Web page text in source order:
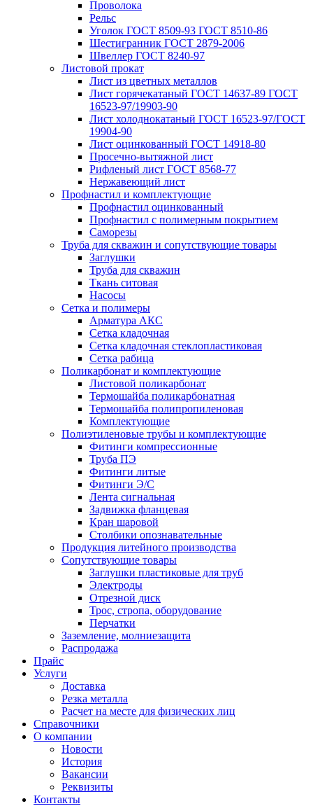
Проволока
Рельс
Уголок ГОСТ 8509-93 ГОСТ 8510-86
Шестигранник ГОСТ 2879-2006
Швеллер ГОСТ 8240-97
Листовой прокат
Лист из цветных металлов
Лист горячекатаный ГОСТ 14637-89 ГОСТ
16523-97/19903-90
Лист холоднокатаный ГОСТ 16523-97/ГОСТ
19904-90
Лист оцинкованный ГОСТ 14918-80
Просечно-вытяжной лист
Рифленый лист ГОСТ 8568-77
Нержавеющий лист
Профнастил и комплектующие
Профнастил оцинкованный
Профнастил с полимерным покрытием
Саморезы
Труба для скважин и сопутствующие товары
Заглушки
Труба для скважин
Ткань ситовая
Насосы
Сетка и полимеры
Арматура АКС
Сетка кладочная
Сетка кладочная стеклопластиковая
Сетка рабица
Поликарбонат и комплектующие
Листовой поликарбонат
Термошайба поликарбонатная
Термошайба полипропиленовая
Комплектующие
Полиэтиленовые трубы и комплектующие
Фитинги компрессионные
Труба ПЭ
Фитинги литые
Фитинги Э/С
Лента сигнальная
Задвижка фланцевая
Кран шаровой
Столбики опознавательные
Продукция литейного производства
Сопутствующие товары
Заглушки пластиковые для труб
Электроды
Отрезной диск
Трос, стропа, оборудование
Перчатки
Заземление, молниезащита
Распродажа
Прайс
Услуги
Доставка
Резка металла
Расчет на месте для физических лиц
Справочники
О компании
Новости
История
Вакансии
Реквизиты
Контакты